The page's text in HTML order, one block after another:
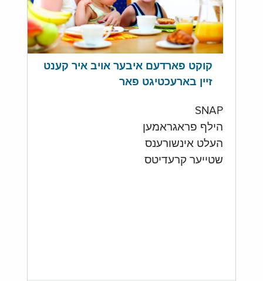
קוקט פארדעם איבער אויב איר קענט
זיין בארעכטיגט פאר
SNAP
הילף פראגראמען
העלט אינשורענס
שטייער קרעדיטס